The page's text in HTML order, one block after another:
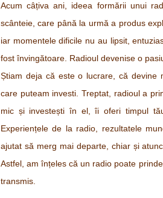
Acum câțiva ani, ideea formării unui
scânteie, care până la urmă a produs
iar momentele dificile nu au lipsit,
fost învingătoare. Radioul devenise o
Știam deja că este o lucrare, că devine
care puteam investi. Treptat, radioul a
mic și investești în el, îi oferi timpul
Experiențele de la radio, rezultatele
ajutat să merg mai departe, chiar și
Astfel, am înțeles că un radio poate
transmis.